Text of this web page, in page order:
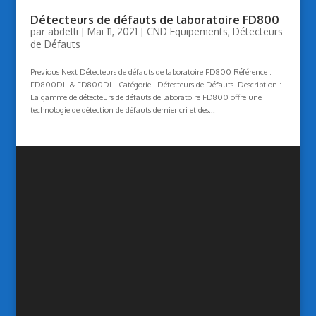
Détecteurs de défauts de laboratoire FD800
par abdelli | Mai 11, 2021 | CND Equipements, Détecteurs
de Défauts
Previous Next Détecteurs de défauts de laboratoire FD800 Référence :
FD800DL & FD800DL+Catégorie : Détecteurs de Défauts Description :
La gamme de détecteurs de défauts de laboratoire FD800 offre une
technologie de détection de défauts dernier cri et des...